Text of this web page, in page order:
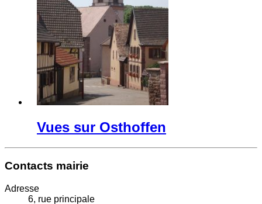
Vues sur Osthoffen
Contacts mairie
Adresse
6, rue principale